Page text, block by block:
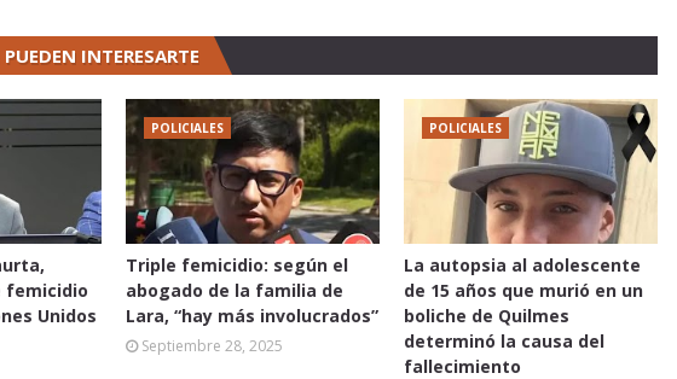
INTERESARTE
femicidio
Unidos
POLICIALES
Triple femicidio: según el
abogado de la familia de
Lara, “hay más involucrados”
Septiembre 28, 2025
POLICIALES
La autopsia al adolescente
de 15 años que murió en un
boliche de Quilmes
determinó la causa del
fallecimiento